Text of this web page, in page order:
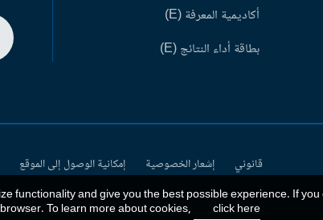
أكاديمية المعرفة (E)
بطاقة أداء النتائج (E)
قانوني إشعار الخصوصية إمكانية الوصول إلى الموقع
functionality and give you the best possible experience. If
To learn more about cookies, click here